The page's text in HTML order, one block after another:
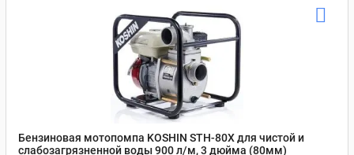
Бензиновая мотопомпа KOSHIN STH-80X для чистой и
слабозагрязненной воды 900 л/м, 3 дюйма (80мм)